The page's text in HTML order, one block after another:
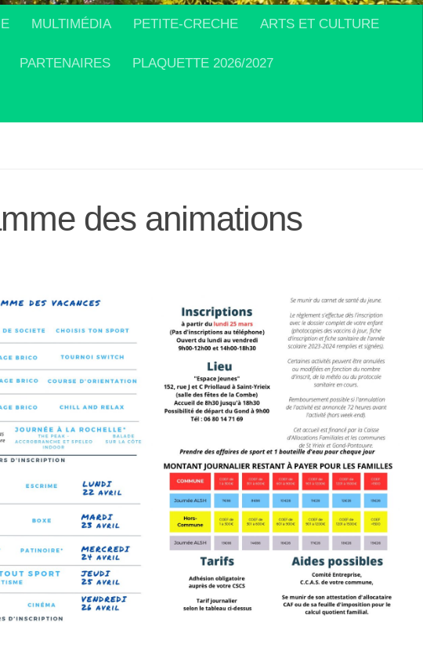
MULTIMÉDIA PETITE-CRECHE ARTS ET CULTURE
PARTENAIRES PLAQUETTE 2026/2027
des animations